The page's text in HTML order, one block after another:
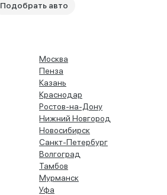
Подобрать авто
Москва
Пенза
Казань
Краснодар
Ростов-на-Дону
Нижний Новгород
Новосибирск
Санкт-Петербург
Волгоград
Тамбов
Мурманск
Уфа